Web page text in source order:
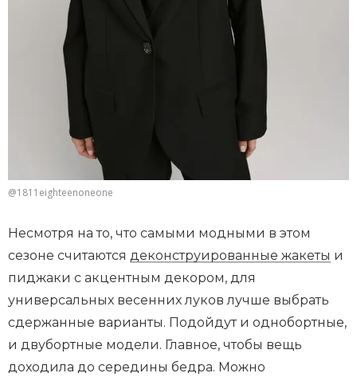
@1811eighteenoneone
Несмотря на то, что самыми модными в этом
сезоне считаются деконструированные жакеты и
пиджаки с акцентным декором, для
универсальных весенних луков лучше выбрать
сдержанные варианты. Подойдут и однобортные,
и двубортные модели. Главное, чтобы вещь
доходила до середины бедра. Можно